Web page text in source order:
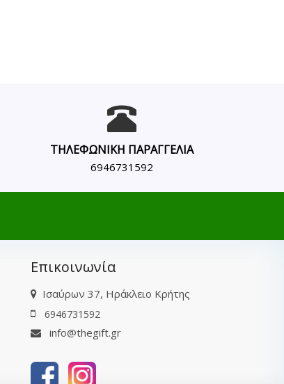
ΤΗΛΕΦΩΝΙΚΗ ΠΑΡΑΓΓΕΛΙΑ
6946731592
Επικοινωνία
Ισαύρων 37, Ηράκλειο Κρήτης
6946731592
info@thegift.gr